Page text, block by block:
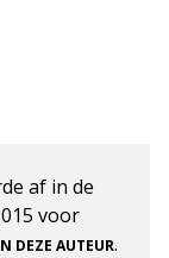
af in de
voor
DEZE AUTEUR.